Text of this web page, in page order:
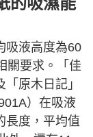
吸液高度為60
關要求。「佳
原木日記」
）在吸液
長度，平均值